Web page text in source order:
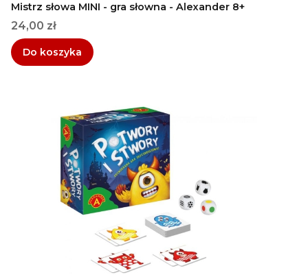
Mistrz słowa MINI - gra słowna - Alexander 8+
Cena
24,00 zł
Do koszyka